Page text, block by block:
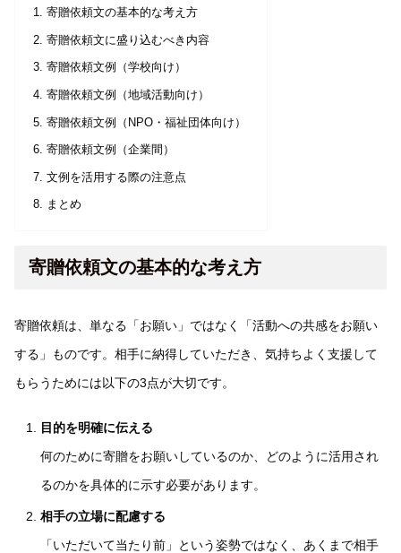
寄贈依頼文の基本的な考え方
寄贈依頼文に盛り込むべき内容
寄贈依頼文例（学校向け）
寄贈依頼文例（地域活動向け）
寄贈依頼文例（NPO・福祉団体向け）
寄贈依頼文例（企業間）
文例を活用する際の注意点
まとめ
寄贈依頼文の基本的な考え方
寄贈依頼は、単なる「お願い」ではなく「活動への共感をお願い
する」ものです。相手に納得していただき、気持ちよく支援して
もらうためには以下の3点が大切です。
目的を明確に伝える
何のために寄贈をお願いしているのか、どのように活用され
るのかを具体的に示す必要があります。
相手の立場に配慮する
「いただいて当たり前」という姿勢ではなく、あくまで相手